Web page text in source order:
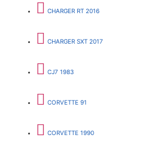
CHARGER RT 2016
CHARGER SXT 2017
CJ7 1983
CORVETTE 91
CORVETTE 1990